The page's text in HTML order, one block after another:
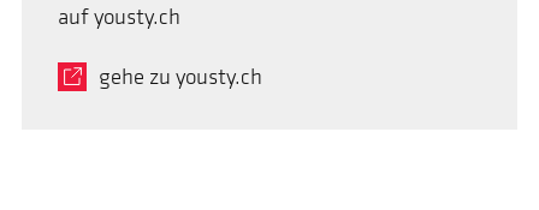
auf yousty.ch
gehe zu yousty.ch